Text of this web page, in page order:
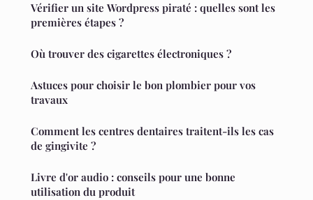
Vérifier un site Wordpress piraté : quelles sont les
premières étapes ?
Où trouver des cigarettes électroniques ?
Astuces pour choisir le bon plombier pour vos
travaux
Comment les centres dentaires traitent-ils les cas
de gingivite ?
Livre d'or audio : conseils pour une bonne
utilisation du produit